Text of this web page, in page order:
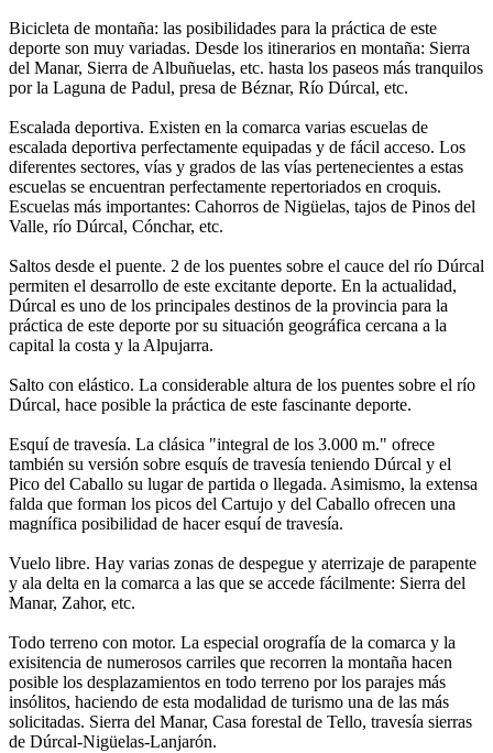
Bicicleta de montaña: las posibilidades para la práctica de este
deporte son muy variadas. Desde los itinerarios en montaña: Sierra
del Manar, Sierra de Albuñuelas, etc. hasta los paseos más tranquilos
por la Laguna de Padul, presa de Béznar, Río Dúrcal, etc.
Escalada deportiva. Existen en la comarca varias escuelas de
escalada deportiva perfectamente equipadas y de fácil acceso. Los
diferentes sectores, vías y grados de las vías pertenecientes a estas
escuelas se encuentran perfectamente repertoriados en croquis.
Escuelas más importantes: Cahorros de Nigüelas, tajos de Pinos del
Valle, río Dúrcal, Cónchar, etc.
Saltos desde el puente. 2 de los puentes sobre el cauce del río Dúrcal
permiten el desarrollo de este excitante deporte. En la actualidad,
Dúrcal es uno de los principales destinos de la provincia para la
práctica de este deporte por su situación geográfica cercana a la
capital la costa y la Alpujarra.
Salto con elástico. La considerable altura de los puentes sobre el río
Dúrcal, hace posible la práctica de este fascinante deporte.
Esquí de travesía. La clásica "integral de los 3.000 m." ofrece
también su versión sobre esquís de travesía teniendo Dúrcal y el
Pico del Caballo su lugar de partida o llegada. Asimismo, la extensa
falda que forman los picos del Cartujo y del Caballo ofrecen una
magnífica posibilidad de hacer esquí de travesía.
Vuelo libre. Hay varias zonas de despegue y aterrizaje de parapente
y ala delta en la comarca a las que se accede fácilmente: Sierra del
Manar, Zahor, etc.
Todo terreno con motor. La especial orografía de la comarca y la
exisitencia de numerosos carriles que recorren la montaña hacen
posible los desplazamientos en todo terreno por los parajes más
insólitos, haciendo de esta modalidad de turismo una de las más
solicitadas. Sierra del Manar, Casa forestal de Tello, travesía sierras
de Dúrcal-Nigüelas-Lanjarón.